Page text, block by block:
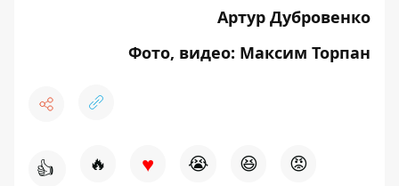
Артур Дубровенко
Фото, видео: Максим Торпан
👍 🔥 ♥ 😭 😆 😡